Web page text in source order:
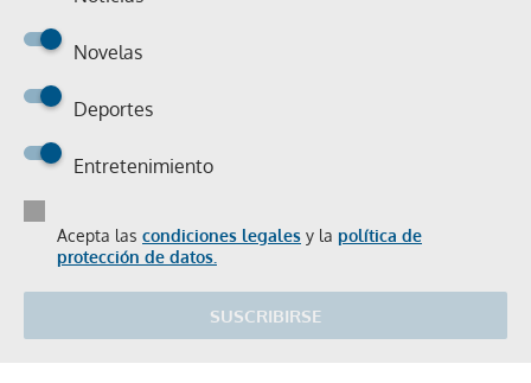
Novelas
Deportes
Entretenimiento
Acepta las condiciones legales y la política de
protección de datos.
SUSCRIBIRSE